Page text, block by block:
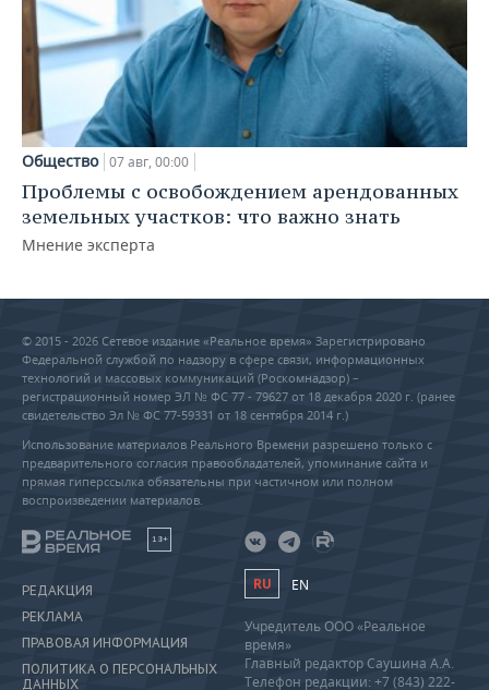
Общество 07 авг, 00:00
Проблемы с освобождением арендованных
земельных участков: что важно знать
Мнение эксперта
© 2015 - 2026 Сетевое издание «Реальное время» Зарегистрировано
Федеральной службой по надзору в сфере связи, информационных
технологий и массовых коммуникаций (Роскомнадзор) –
регистрационный номер ЭЛ № ФС 77 - 79627 от 18 декабря 2020 г. (ранее
свидетельство Эл № ФС 77-59331 от 18 сентября 2014 г.)
Использование материалов Реального Времени разрешено только с
предварительного согласия правообладателей, упоминание сайта и
прямая гиперссылка обязательны при частичном или полном
воспроизведении материалов.
18+
РЕДАКЦИЯ
РЕКЛАМА
ПРАВОВАЯ ИНФОРМАЦИЯ
ПОЛИТИКА О ПЕРСОНАЛЬНЫХ
ДАННЫХ
RU EN
Учредитель ООО «Реальное
время»
Главный редактор Саушина А.А.
Телефон редакции: +7 (843) 222-